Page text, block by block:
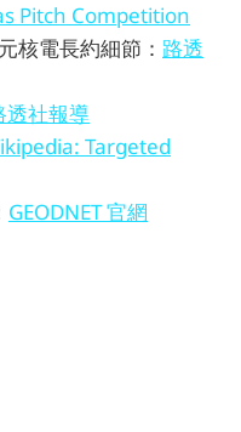
Pitch Competition
核電長約細節： 路透
透社報導
Targeted
GEODNET 官網